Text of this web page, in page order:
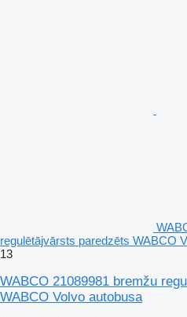
regulētājvārsts paredzēts WABCO
13
WABCO 21089981 bremžu
WABCO Volvo autobusa